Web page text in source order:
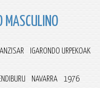
MASCULINO
IGARONDO URPEKOAK
NAVARRA 1976